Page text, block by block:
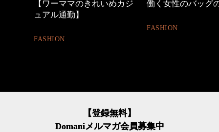
働く女性のバッグの中身 40代の小顔メイク
BEAUTY
【登録無料】
Domaniメルマガ会員募集中